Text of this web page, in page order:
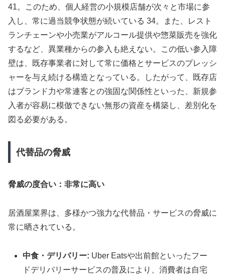
41。このため、個人経営の小規模店舗が次々と市場に参
入し、常に過当競争状態が続いている 34。また、レスト
ランチェーンや小売業がアルコール提供や惣菜販売を強化
するなど、異業種からの参入も絶えない。この低い参入障
壁は、既存事業者に対して常に価格とサービスのプレッシ
ャーを与え続ける構造となっている。したがって、既存店
はブランド力や常連客との強固な関係性といった、新規参
入者が容易に模倣できない無形の資産を構築し、差別化を
図る必要がある。
代替品の脅威
脅威の度合い：非常に高い
居酒屋業界は、多様かつ強力な代替品・サービスの脅威に
常に晒されている。
中食・デリバリー: Uber Eatsや出前館といったフー
ドデリバリーサービスの普及により、消費者は自宅